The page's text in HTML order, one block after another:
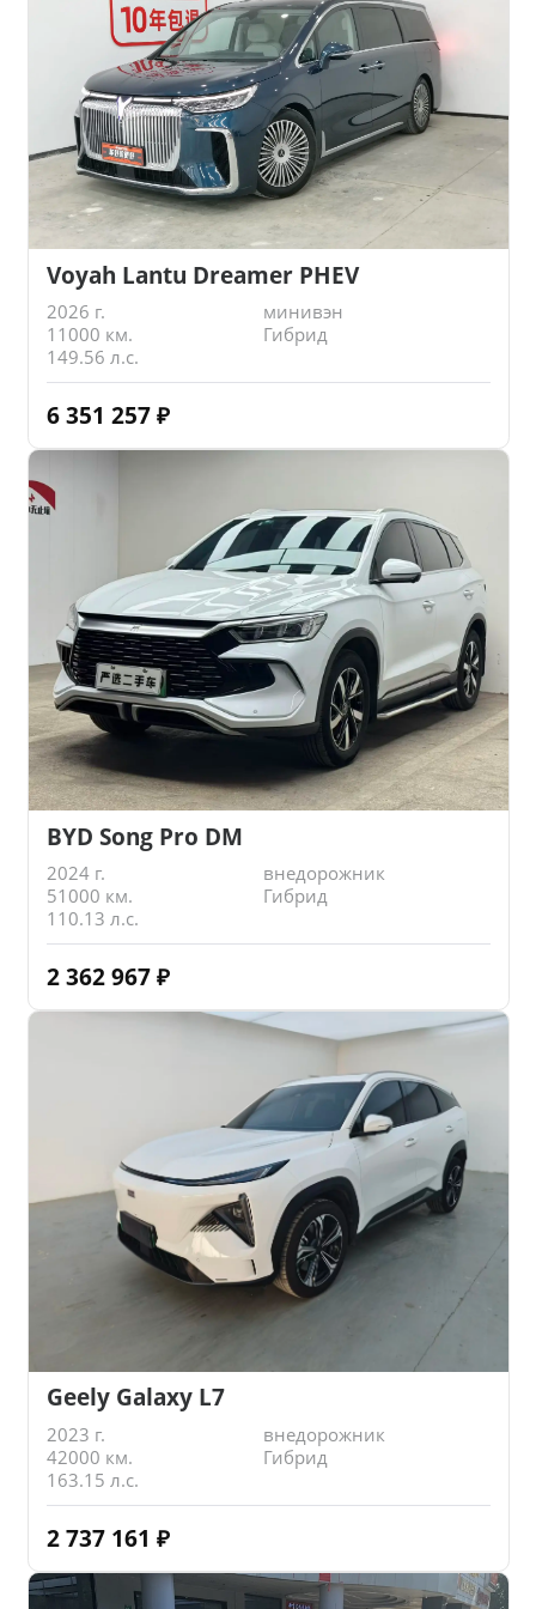
Voyah Lantu Dreamer PHEV
2026 г.
минивэн
11000 км.
Гибрид
149.56 л.с.
6 351 257 ₽
BYD Song Pro DM
2024 г.
внедорожник
51000 км.
Гибрид
110.13 л.с.
2 362 967 ₽
Geely Galaxy L7
2023 г.
внедорожник
42000 км.
Гибрид
163.15 л.с.
2 737 161 ₽